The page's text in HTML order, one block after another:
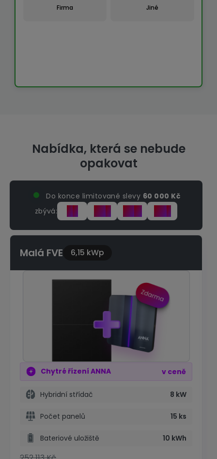
Firma Jiné
Nabídka, která se nebude
opakovat
Do konce limitované slevy 60 000 Kč
zbývá:
8d 07h 26m 03s
Malá FVE 6,15 kWp
Chytré řízení ANNA v ceně
Hybridní střídač 8 kW
Počet panelů 15 ks
Bateriové uložiště 10 kWh